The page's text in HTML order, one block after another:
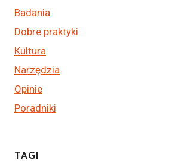
Badania
Dobre praktyki
Kultura
Narzędzia
Opinie
Poradniki
TAGI